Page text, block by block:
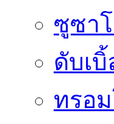
ซูซา
ดับเบิ้
ทรอ